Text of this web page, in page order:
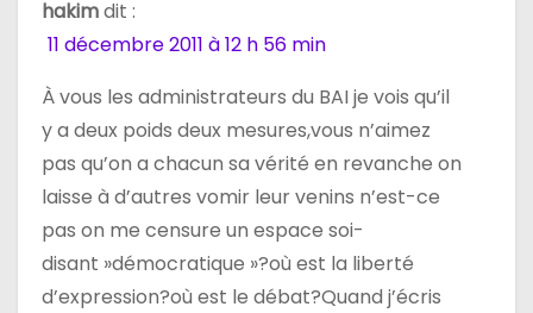
e
a
r
t
hakimdit :
11 décembre 2011 à 12 h 56 min
À vous les administrateurs du BAI je vois qu’il
y a deux poids deux mesures,vous n’aimez
pas qu’on a chacun sa vérité en revanche on
laisse à d’autres vomir leur venins n’est-ce
pas on me censure un espace soi-
disant »démocratique »?où est la liberté
d’expression?où est le débat?Quand j’écris